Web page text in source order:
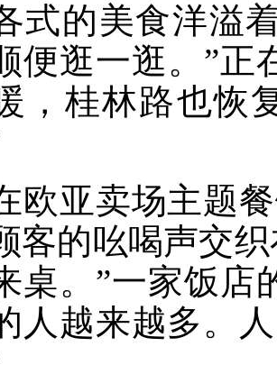
式的美食洋溢
便逛一逛。”正
，桂林路也恢
亚卖场主题餐
客的吆喝声交
桌。”一家饭店
人越来越多。